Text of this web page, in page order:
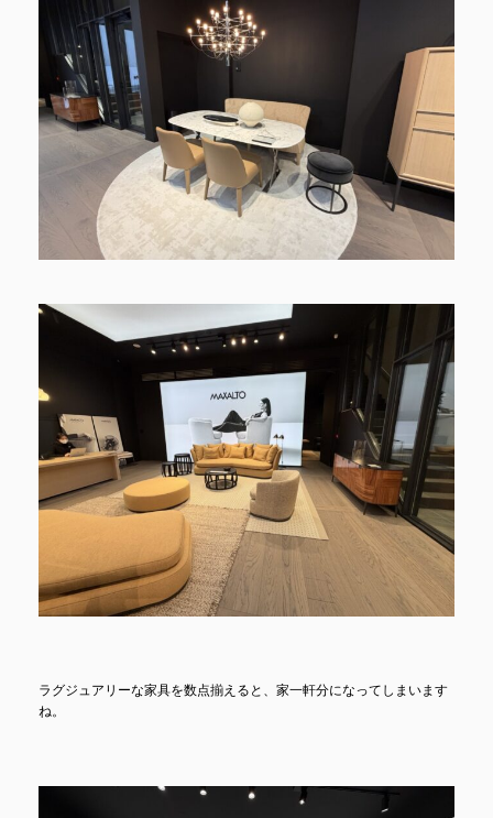
ラグジュアリーな家具を数点揃えると、家一軒分になってしまいます
ね。